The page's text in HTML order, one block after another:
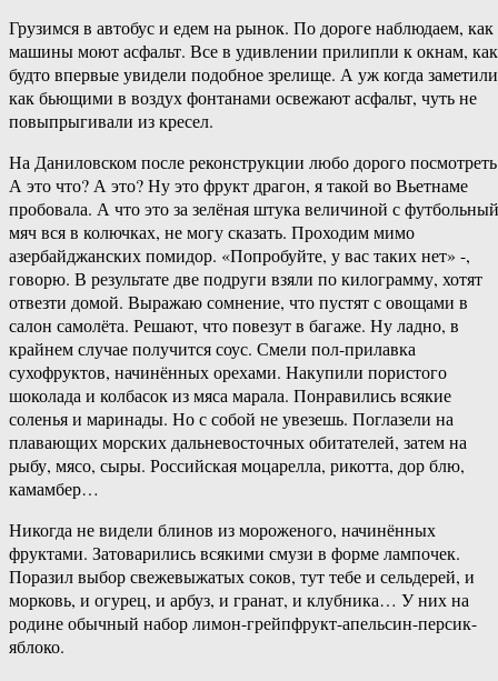
Грузимся в автобус и едем на рынок. По дороге наблюдаем, как
машины моют асфальт. Все в удивлении прилипли к окнам, как
будто впервые увидели подобное зрелище. А уж когда
как бьющими в воздух фонтанами освежают асфальт, чуть не
повыпрыгивали из кресел.
На Даниловском после реконструкции любо дорого
А это что? А это? Ну это фрукт драгон, я такой во Вьетнаме
пробовала. А что это за зелёная штука величиной с футбольный
мяч вся в колючках, не могу сказать. Проходим мимо
азербайджанских помидор. «Попробуйте, у вас таких нет» -,
говорю. В результате две подруги взяли по килограмму, хотят
отвезти домой. Выражаю сомнение, что пустят с овощами в
салон самолёта. Решают, что повезут в багаже. Ну ладно, в
крайнем случае получится соус. Смели пол-прилавка
сухофруктов, начинённых орехами. Накупили пористого
шоколада и колбасок из мяса марала. Понравились всякие
соленья и маринады. Но с собой не увезешь. Поглазели на
плавающих морских дальневосточных обитателей, затем на
рыбу, мясо, сыры. Российская моцарелла, рикотта, дор блю,
камамбер…
Никогда не видели блинов из мороженого, начинённых
фруктами. Затоварились всякими смузи в форме лампочек.
Поразил выбор свежевыжатых соков, тут тебе и сельдерей, и
морковь, и огурец, и арбуз, и гранат, и клубника… У них на
родине обычный набор лимон-грейпфрукт-апельсин-персик-
яблоко.